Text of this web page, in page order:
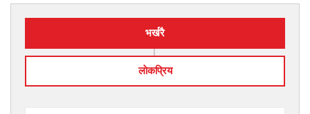
भर्खरै
लाेकप्रिय